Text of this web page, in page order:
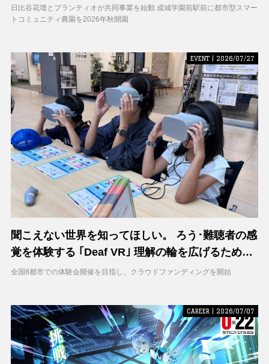
日比谷花壇とプランティオが共同事業を始動 成城学園前駅前に都市型スマー
トコミュニティ農園を2026年秋開園
EVENT | 2026/07/27
聞こえない世界を知ってほしい。 ろう･難聴者の感
覚を体験する ｢Deaf VR｣ 理解の輪を広げるため支
援募集を開始
全国8都市での体験会開催を目指し、クラウドファンディングを開始
CAREER | 2026/07/07